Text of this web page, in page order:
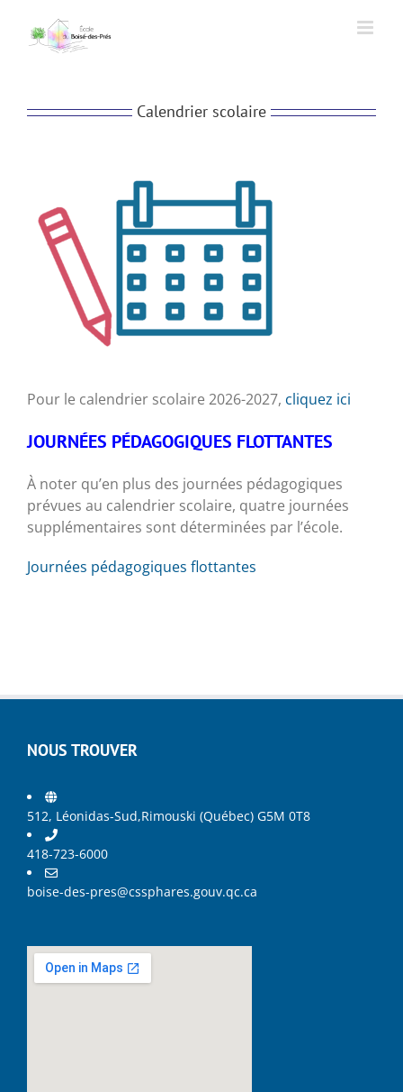
contenu
Calendrier scolaire
Pour le calendrier scolaire 2026-2027, cliquez ici
JOURNÉES PÉDAGOGIQUES FLOTTANTES
À noter qu’en plus des journées pédagogiques
prévues au calendrier scolaire, quatre journées
supplémentaires sont déterminées par l’école.
Journées pédagogiques flottantes
NOUS TROUVER
512, Léonidas-Sud,Rimouski (Québec) G5M 0T8
418-723-6000
boise-des-pres@cssphares.gouv.qc.ca